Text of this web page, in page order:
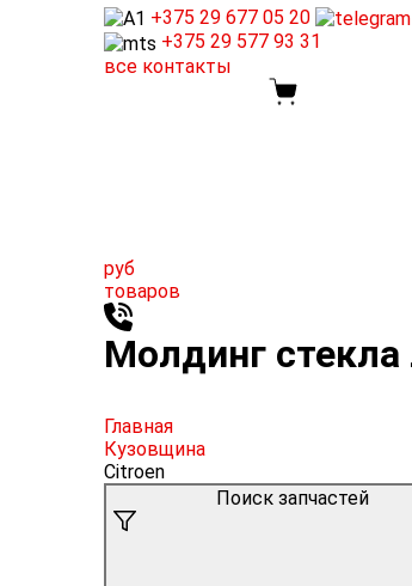
+375 29 677 05 20
+375 29 577 93 31
все контакты
руб
товаров
Молдинг
Главная
Кузовщина
Citroen
Поиск запчастей